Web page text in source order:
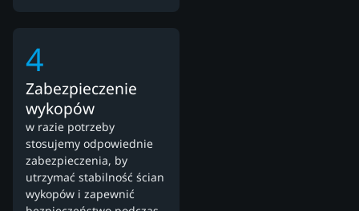
4
Zabezpieczenie
wykopów
w razie potrzeby
stosujemy odpowiednie
zabezpieczenia, by
utrzymać stabilność ścian
wykopów i zapewnić